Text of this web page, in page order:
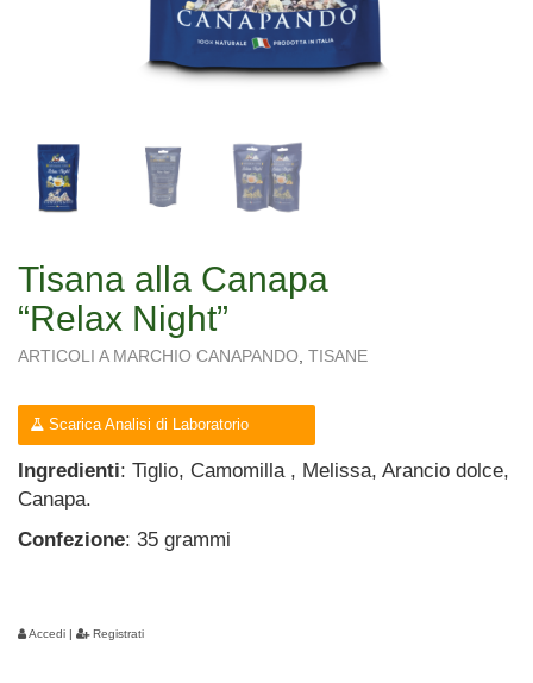
Tisana alla Canapa
“Relax Night”
ARTICOLI A MARCHIO CANAPANDO TISANE
Scarica Analisi di Laboratorio
Ingredienti: Tiglio, Camomilla , Melissa, Arancio dolce,
Canapa.
Confezione: 35 grammi
Accedi | Registrati